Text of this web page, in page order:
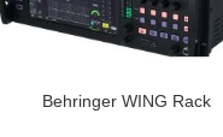
Behringer WING Rack